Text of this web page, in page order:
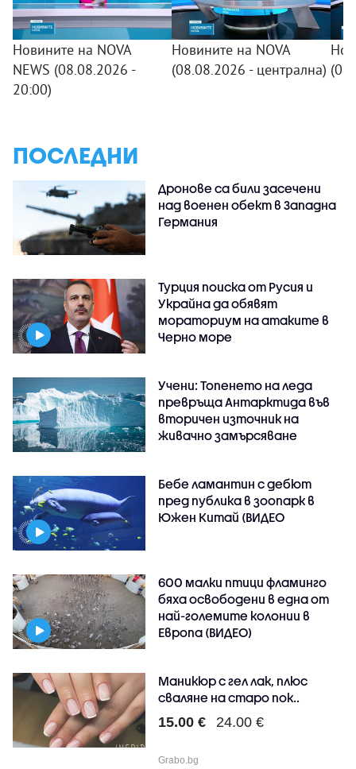
Новините на NOVA
NEWS (08.08.2026 -
20:00)
Новините на NOVA
(08.08.2026 - централна)
ПОСЛЕДНИ
Дронове са били засечени
над военен обект в Западна
Германия
Турция поиска от Русия и
Украйна да обявят
мораториум на атаките в
Черно море
Учени: Топенето на леда
превръща Антарктида във
вторичен източник на
живачно замърсяване
Бебе ламантин с дебют
пред публика в зоопарк в
Южен Китай (ВИДЕО
600 малки птици фламинго
бяха освободени в една от
най-големите колонии в
Европа (ВИДЕО)
Маникюр с гел лак, плюс
сваляне на старо пок..
15.00 € 24.00 €
Grabo.bg